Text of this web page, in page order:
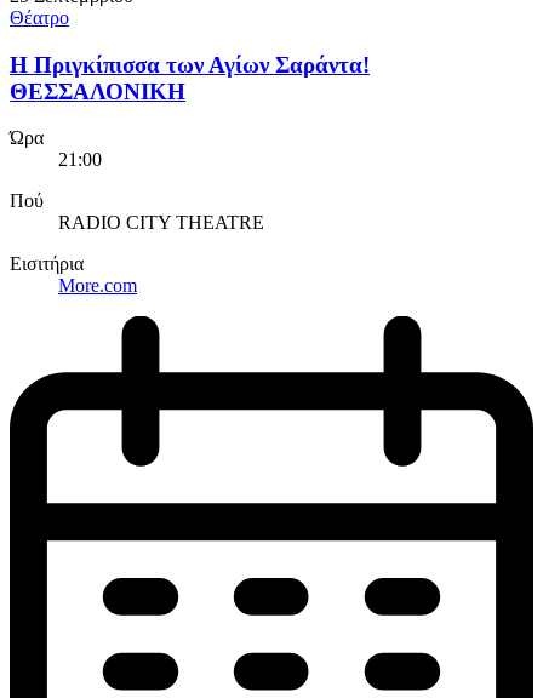
Θέατρο
Η Πριγκίπισσα των Αγίων Σαράντα!
ΘΕΣΣΑΛΟΝΙΚΗ
Ώρα
21:00
Πού
RADIO CITY THEATRE
Εισιτήρια
More.com